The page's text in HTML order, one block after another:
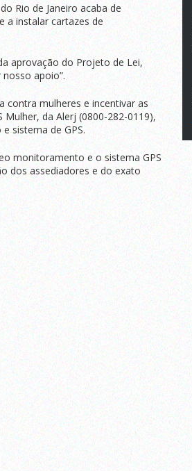
Rio de Janeiro acaba de
a instalar cartazes de
aprovação do Projeto de Lei,
apoio”.
contra mulheres e incentivar as
da Alerj (0800-282-0119),
sistema de GPS.
monitoramento e o sistema GPS
dos assediadores e do exato